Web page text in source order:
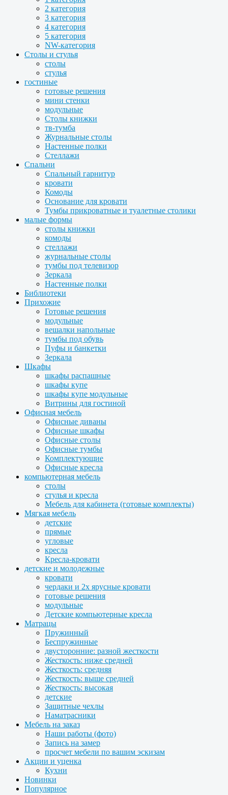
2 категория
3 категория
4 категория
5 категория
NW-категория
Столы и стулья
столы
стулья
гостиные
готовые решения
мини стенки
модульные
Столы книжки
тв-тумба
Журнальные столы
Настенные полки
Стеллажи
Спальни
Спальный гарнитур
кровати
Комоды
Основание для кровати
Тумбы прикроватные и туалетные столики
малые формы
столы книжки
комоды
стеллажи
журнальные столы
тумбы под телевизор
Зеркала
Настенные полки
Библиотеки
Прихожие
Готовые решения
модульные
вешалки напольные
тумбы под обувь
Пуфы и банкетки
Зеркала
Шкафы
шкафы распашные
шкафы купе
шкафы купе модульные
Витрины для гостиной
Офисная мебель
Офисные диваны
Офисные шкафы
Офисные столы
Офисные тумбы
Комплектующие
Офисные кресла
компьютерная мебель
столы
стулья и кресла
Мебель для кабинета (готовые комплекты)
Мягкая мебель
детские
прямые
угловые
кресла
Кресла-кровати
детские и молодежные
кровати
чердаки и 2х ярусные кровати
готовые решения
модульные
Детские компьютерные кресла
Матрацы
Пружинный
Беспружинные
двусторонние: разной жесткости
Жесткость: ниже средней
Жесткость: средняя
Жесткость: выше средней
Жесткость: высокая
детские
Защитные чехлы
Наматрасники
Мебель на заказ
Наши работы (фото)
Запись на замер
просчет мебели по вашим эскизам
Акции и уценка
Кухни
Новинки
Популярное